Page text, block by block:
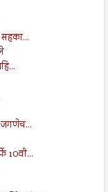
जगणेच...
10वी...